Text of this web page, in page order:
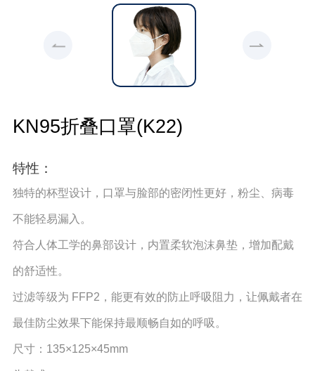
KN95折叠口罩(K22)
特性：
独特的杯型设计，口罩与脸部的密闭性更好，粉尘、病毒
不能轻易漏入。
符合人体工学的鼻部设计，内置柔软泡沫鼻垫，增加配戴
的舒适性。
过滤等级为 FFP2，能更有效的防止呼吸阻力，让佩戴者在
最佳防尘效果下能保持最顺畅自如的呼吸。
尺寸：135×125×45mm